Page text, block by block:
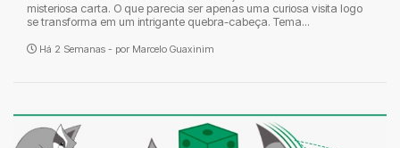
misteriosa carta. O que parecia ser apenas uma curiosa visita logo
se transforma em um intrigante quebra-cabeça. Tema...
Há 2 Semanas - por Marcelo Guaxinim